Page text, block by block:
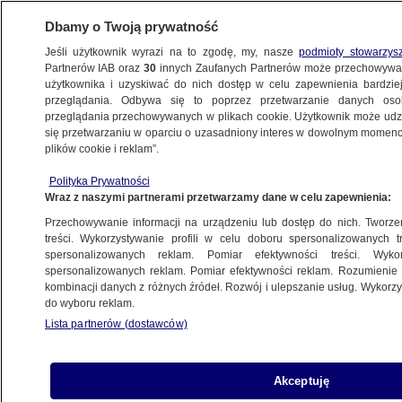
BIZNES
NAJNOWSZE
Prezydentka wskazała winnego
9.01.2025, 12:59
Udostępnij
Dbamy o Twoją prywatność
Jeśli użytkownik wyrazi na to zgodę, my, naszepodmioty
Partnerów IAB oraz30 innych Zaufanych Partnerów może
użytkownika i uzyskiwać do nich dostęp w celu zapewnienia
przeglądania. Odbywa się to poprzez przetwarzanie danych
przeglądania przechowywanych w plikach cookie. Użytkownik może
się przetwarzaniu w oparciu o uzasadniony interes w dowolnym
plików cookie i reklam”.
Polityka Prywatności
Wraz z naszymi partnerami przetwarzamy dane w celu zapewnienia:
Przechowywanie informacji na urządzeniu lub dostęp do nich.
treści. Wykorzystywanie profili w celu doboru spersonalizowanych
spersonalizowanych reklam. Pomiar efektywności treści.
spersonalizowanych reklam. Pomiar efektywności reklam.
kombinacji danych z różnych źródeł. Rozwój i ulepszanie usług.
do wyboru reklam.
Lista partnerów (dostawców)
Akceptuję